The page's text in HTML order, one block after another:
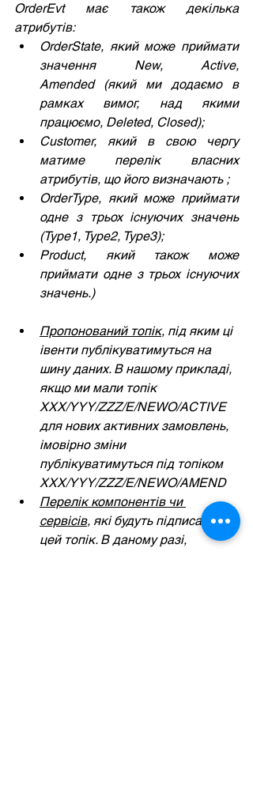
OrderEvt має також декілька
атрибутів:
OrderState, який може приймати
значення New, Active,
Amended (який ми додаємо в
рамках вимог, над якими
працюємо, Deleted, Closed);
Customer, який в свою чергу
матиме перелік власних
атрибутів, що його визначають ;
OrderType, який може приймати
одне з трьох існуючих значень
(Type1, Type2, Type3);
Product, який також може
приймати одне з трьох існуючих
значень.)
Пропонований топік, під яким ці
івенти публікуватимуться на
шину даних. В нашому прикладі,
якщо ми мали топік
ХХХ/YYY/ZZZ/E/NEWO/ACTIVE
для нових активних замовлень,
імовірно зміни
публікуватимуться під топіком
ХХХ/YYY/ZZZ/E/NEWO/AMEND
Перелік компонентів чи
сервісів, які будуть підписані на
цей топік. В даному разі,